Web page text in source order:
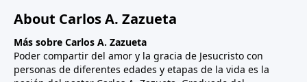
About Carlos A. Zazueta
Más sobre Carlos A. Zazueta
Poder compartir del amor y la gracia de Jesucristo con
personas de diferentes edades y etapas de la vida es la